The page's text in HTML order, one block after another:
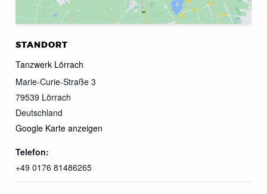
STANDORT
Tanzwerk Lörrach
Marie-Curie-Straße 3
79539 Lörrach
Deutschland
Google Karte anzeigen
Telefon:
+49 0176 81486265